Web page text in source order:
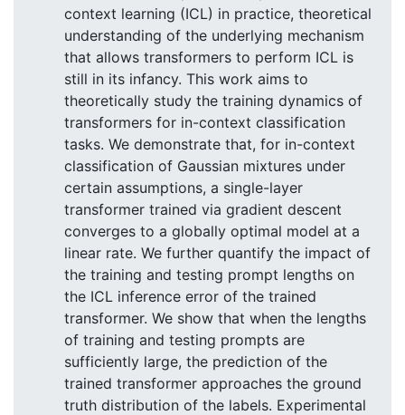
context learning (ICL) in practice, theoretical
understanding of the underlying mechanism
that allows transformers to perform ICL is
still in its infancy. This work aims to
theoretically study the training dynamics of
transformers for in-context classification
tasks. We demonstrate that, for in-context
classification of Gaussian mixtures under
certain assumptions, a single-layer
transformer trained via gradient descent
converges to a globally optimal model at a
linear rate. We further quantify the impact of
the training and testing prompt lengths on
the ICL inference error of the trained
transformer. We show that when the lengths
of training and testing prompts are
sufficiently large, the prediction of the
trained transformer approaches the ground
truth distribution of the labels. Experimental